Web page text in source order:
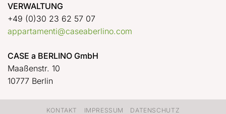
VERWALTUNG
+49 (0)30 23 62 57 07
appartamenti@caseaberlino.com
CASE a BERLINO GmbH
Maaßenstr. 10
10777 Berlin
KONTAKT IMPRESSUM DATENSCHUTZ